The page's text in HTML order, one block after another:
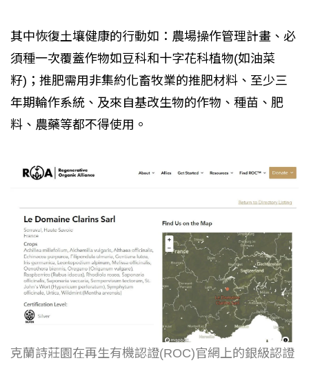
其中恢復土壤健康的行動如：農場操作管理計畫、必
須種一次覆蓋作物如豆科和十字花科植物(如油菜
籽)；推肥需用非集約化畜牧業的推肥材料、至少三
年期輪作系統、及來自基改生物的作物、種苗、肥
料、農藥等都不得使用。
克蘭詩莊園在再生有機認證(ROC)官網上的銀級認證